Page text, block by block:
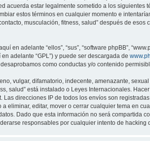
acuerda estar legalmente sometido a los
estos términos en cualquier momento e
musculación, fitness, salud” después de
en adelante “ellos”, “sus”, “software phpBB”,
en adelante “GPL”) y puede ser descargada de
como conductas y/o contenido
vulgar, difamatorio, indecente, amenazante,
salud” está instalado o Leyes Internacionales.
direcciones IP de todos los envíos son
eliminar, editar, mover o cerrar cualquier tema en
Dado que esta información no será compartida
responsables por cualquier intento de hacking